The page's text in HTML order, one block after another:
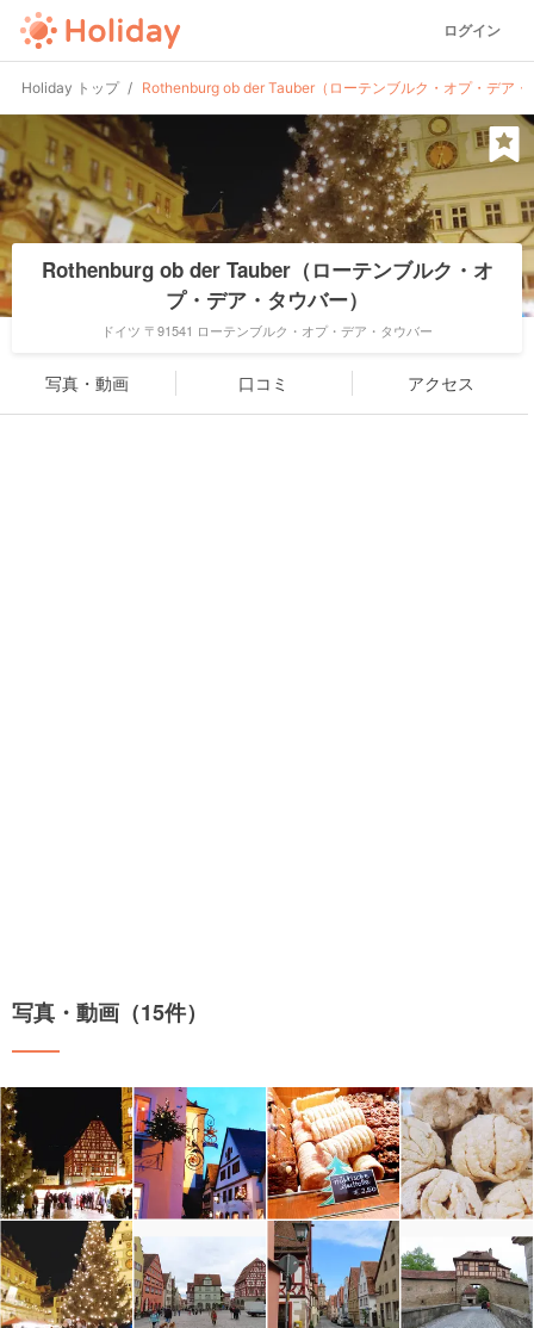
ログイン
Holiday トップ Rothenburg ob der Tauber（ローテンブルク・オプ・デア・
Rothenburg ob der Tauber（ローテンブルク・オ
プ・デア・タウバー）
ドイツ 〒91541 ローテンブルク・オプ・デア・タウバー
写真・動画 口コミ アクセス
写真・動画（15件）